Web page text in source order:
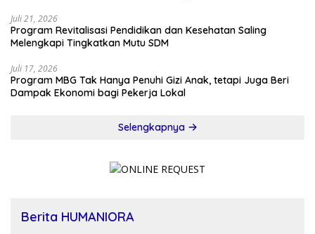
Juli 21, 2026
Program Revitalisasi Pendidikan dan Kesehatan Saling
Melengkapi Tingkatkan Mutu SDM
Juli 17, 2026
Program MBG Tak Hanya Penuhi Gizi Anak, tetapi Juga Beri
Dampak Ekonomi bagi Pekerja Lokal
Selengkapnya
Berita HUMANIORA